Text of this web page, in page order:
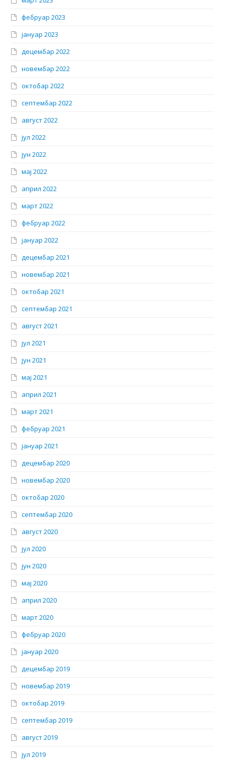
фебруар 2023
јануар 2023
децембар 2022
новембар 2022
октобар 2022
септембар 2022
август 2022
јул 2022
јун 2022
мај 2022
април 2022
март 2022
фебруар 2022
јануар 2022
децембар 2021
новембар 2021
октобар 2021
септембар 2021
август 2021
јул 2021
јун 2021
мај 2021
април 2021
март 2021
фебруар 2021
јануар 2021
децембар 2020
новембар 2020
октобар 2020
септембар 2020
август 2020
јул 2020
јун 2020
мај 2020
април 2020
март 2020
фебруар 2020
јануар 2020
децембар 2019
новембар 2019
октобар 2019
септембар 2019
август 2019
јул 2019